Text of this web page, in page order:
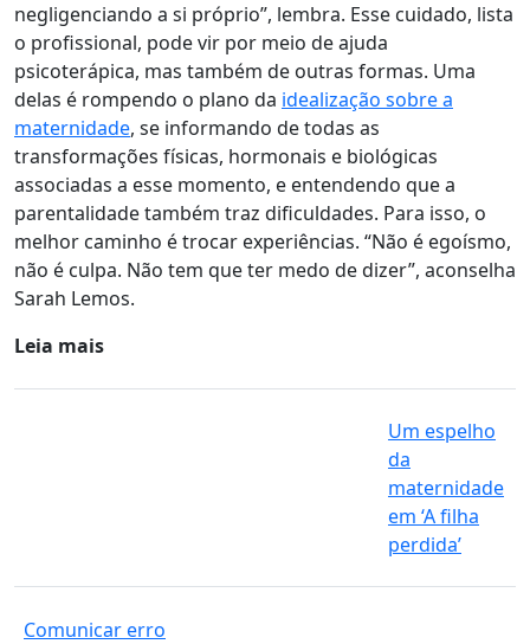
negligenciando a si próprio”, lembra. Esse cuidado, lista
o profissional, pode vir por meio de ajuda
psicoterápica, mas também de outras formas. Uma
delas é rompendo o plano da idealização sobre a
maternidade, se informando de todas as
transformações físicas, hormonais e biológicas
associadas a esse momento, e entendendo que a
parentalidade também traz dificuldades. Para isso, o
melhor caminho é trocar experiências. “Não é egoísmo,
não é culpa. Não tem que ter medo de dizer”, aconselha
Sarah Lemos.
Leia mais
Um espelho
da
maternidade
em ‘A filha
perdida’
Comunicar erro